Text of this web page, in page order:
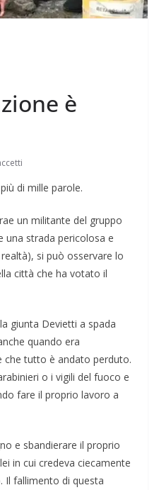
è
di mille parole.
un militante del gruppo
una strada pericolosa e
si può osservare lo
città che ha votato il
giunta Devietti a spada
quando era
che tutto è andato perduto.
o i vigili del fuoco e
fare il proprio lavoro a
e sbandierare il proprio
in cui credeva ciecamente
Il fallimento di questa